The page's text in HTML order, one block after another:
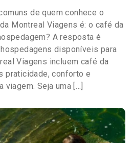
de quem conhece o
Montreal Viagens é: o café da
A resposta é
disponíveis para
Viagens incluem café da
praticidade, conforto e
viagem. Seja uma […]